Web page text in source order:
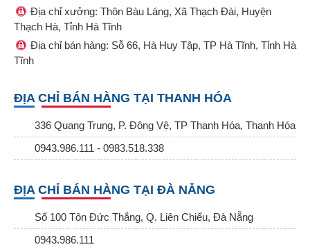
Địa chỉ xưởng: Thôn Bàu Láng, Xã Thạch Đài, Huyện
Thạch Hà, Tỉnh Hà Tĩnh
Địa chỉ bán hàng: Sỗ 66, Hà Huy Tập, TP Hà Tĩnh, Tỉnh Hà
Tĩnh
ĐỊA CHỈ BÁN HÀNG TẠI THANH HÓA
336 Quang Trung, P. Đông Vệ, TP Thanh Hóa, Thanh Hóa
0943.986.111 - 0983.518.338
ĐỊA CHỈ BÁN HÀNG TẠI ĐÀ NẴNG
Số 100 Tôn Đức Thắng, Q. Liên Chiểu, Đà Nẵng
0943.986.111